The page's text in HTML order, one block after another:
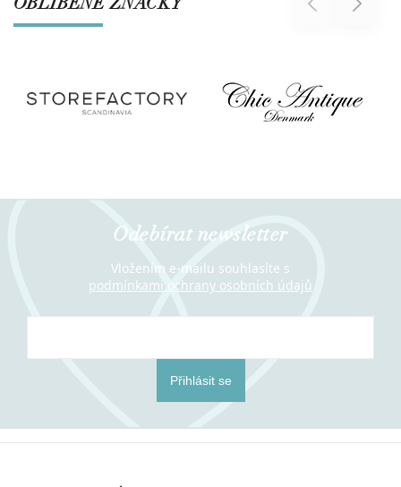
OBLÍBENÉ ZNAČKY Previous Next
Odebírat newsletter
Vložením e-mailu souhlasíte s
podmínkami ochrany osobních údajů
Přihlásit se